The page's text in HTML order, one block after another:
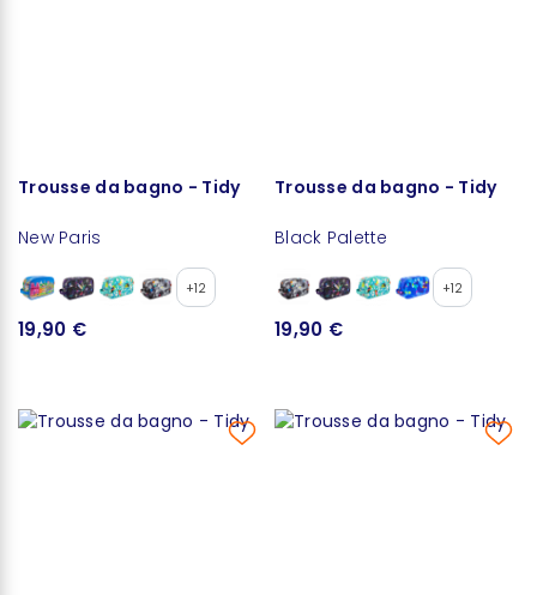
Trousse da bagno - Tidy
New Paris
+12
19,90 €
Trousse da bagno - Tidy
Black Palette
+12
19,90 €